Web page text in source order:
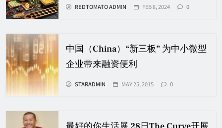
REDTOMATO ADMIN FEB 8, 2024 0
中国（China）“新三板” 为中小微型
企业带来融资便利
STARADMIN MAY 25, 2015 0